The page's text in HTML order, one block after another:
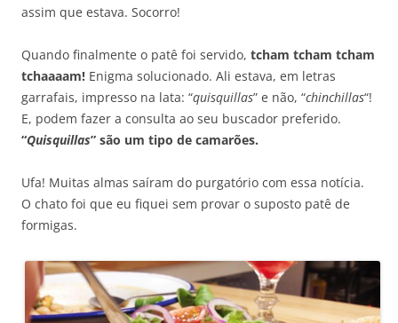
assim que estava. Socorro!
Quando finalmente o patê foi servido, tcham tcham tcham
tchaaaam! Enigma solucionado. Ali estava, em letras
garrafais, impresso na lata: “quisquillas” e não, “chinchillas“!
E, podem fazer a consulta ao seu buscador preferido.
“Quisquillas” são um tipo de camarões.
Ufa! Muitas almas saíram do purgatório com essa notícia.
O chato foi que eu fiquei sem provar o suposto patê de
formigas.